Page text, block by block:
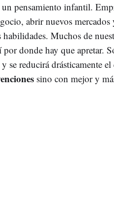
un pensamiento infantil.
abrir nuevos
Muchos de
donde hay que apretar.
se reducirá drásticamente
sino con mejor y